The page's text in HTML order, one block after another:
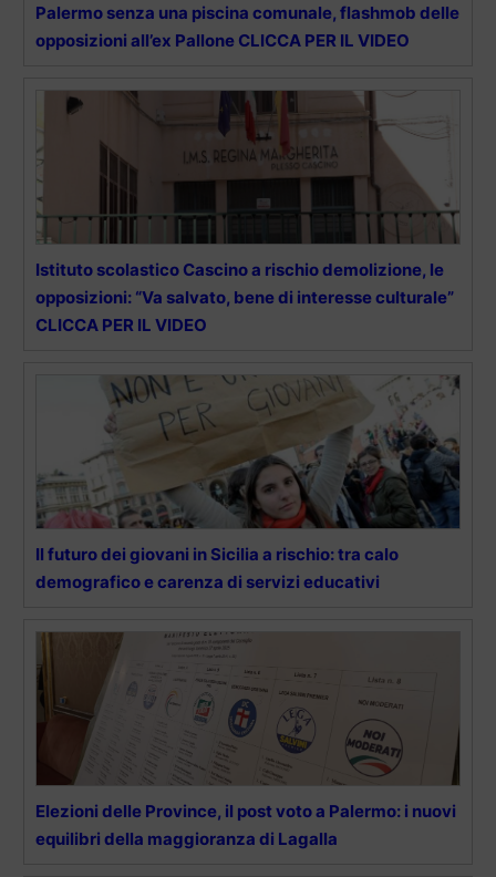
Palermo senza una piscina comunale, flashmob delle
opposizioni all’ex Pallone CLICCA PER IL VIDEO
Istituto scolastico Cascino a rischio demolizione, le
opposizioni: “Va salvato, bene di interesse culturale”
CLICCA PER IL VIDEO
Il futuro dei giovani in Sicilia a rischio: tra calo
demografico e carenza di servizi educativi
Elezioni delle Province, il post voto a Palermo: i nuovi
equilibri della maggioranza di Lagalla